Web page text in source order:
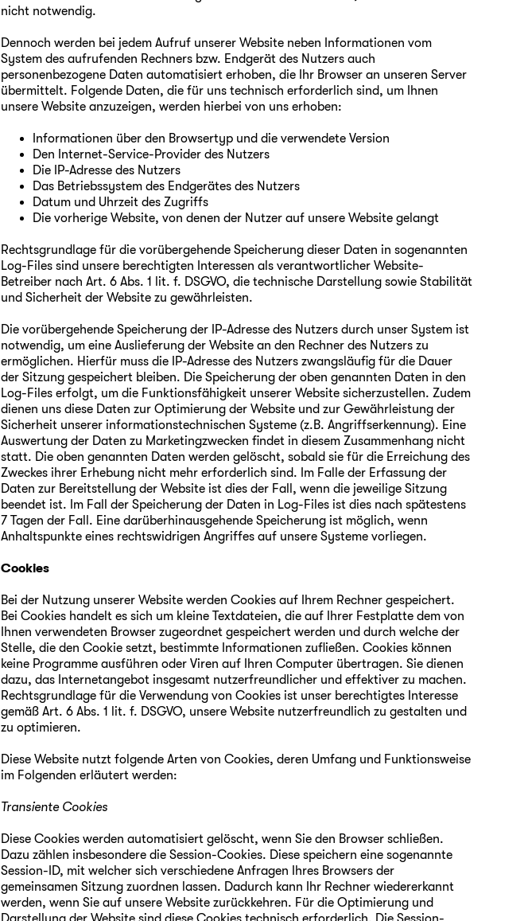
nicht notwendig.
Dennoch werden bei jedem Aufruf unserer Website neben Informationen vom
System des aufrufenden Rechners bzw. Endgerät des Nutzers auch
personenbezogene Daten automatisiert erhoben, die Ihr Browser an unseren Server
übermittelt. Folgende Daten, die für uns technisch erforderlich sind, um Ihnen
unsere Website anzuzeigen, werden hierbei von uns erhoben:
Informationen über den Browsertyp und die verwendete Version
Den Internet-Service-Provider des Nutzers
Die IP-Adresse des Nutzers
Das Betriebssystem des Endgerätes des Nutzers
Datum und Uhrzeit des Zugriffs
Die vorherige Website, von denen der Nutzer auf unsere Website gelangt
Rechtsgrundlage für die vorübergehende Speicherung dieser Daten in sogenannten
Log-Files sind unsere berechtigten Interessen als verantwortlicher Website-
Betreiber nach Art. 6 Abs. 1 lit. f. DSGVO, die technische Darstellung sowie Stabilität
und Sicherheit der Website zu gewährleisten.
Die vorübergehende Speicherung der IP-Adresse des Nutzers durch unser System ist
notwendig, um eine Auslieferung der Website an den Rechner des Nutzers zu
ermöglichen. Hierfür muss die IP-Adresse des Nutzers zwangsläufig für die Dauer
der Sitzung gespeichert bleiben. Die Speicherung der oben genannten Daten in den
Log-Files erfolgt, um die Funktionsfähigkeit unserer Website sicherzustellen. Zudem
dienen uns diese Daten zur Optimierung der Website und zur Gewährleistung der
Sicherheit unserer informationstechnischen Systeme (z.B. Angriffserkennung). Eine
Auswertung der Daten zu Marketingzwecken findet in diesem Zusammenhang nicht
statt. Die oben genannten Daten werden gelöscht, sobald sie für die Erreichung des
Zweckes ihrer Erhebung nicht mehr erforderlich sind. Im Falle der Erfassung der
Daten zur Bereitstellung der Website ist dies der Fall, wenn die jeweilige Sitzung
beendet ist. Im Fall der Speicherung der Daten in Log-Files ist dies nach spätestens
7 Tagen der Fall. Eine darüberhinausgehende Speicherung ist möglich, wenn
Anhaltspunkte eines rechtswidrigen Angriffes auf unsere Systeme vorliegen.
Cookies
Bei der Nutzung unserer Website werden Cookies auf Ihrem Rechner gespeichert.
Bei Cookies handelt es sich um kleine Textdateien, die auf Ihrer Festplatte dem von
Ihnen verwendeten Browser zugeordnet gespeichert werden und durch welche der
Stelle, die den Cookie setzt, bestimmte Informationen zufließen. Cookies können
keine Programme ausführen oder Viren auf Ihren Computer übertragen. Sie dienen
dazu, das Internetangebot insgesamt nutzerfreundlicher und effektiver zu machen.
Rechtsgrundlage für die Verwendung von Cookies ist unser berechtigtes Interesse
gemäß Art. 6 Abs. 1 lit. f. DSGVO, unsere Website nutzerfreundlich zu gestalten und
zu optimieren.
Diese Website nutzt folgende Arten von Cookies, deren Umfang und Funktionsweise
im Folgenden erläutert werden:
Transiente Cookies
Diese Cookies werden automatisiert gelöscht, wenn Sie den Browser schließen.
Dazu zählen insbesondere die Session-Cookies. Diese speichern eine sogenannte
Session-ID, mit welcher sich verschiedene Anfragen Ihres Browsers der
gemeinsamen Sitzung zuordnen lassen. Dadurch kann Ihr Rechner wiedererkannt
werden, wenn Sie auf unsere Website zurückkehren. Für die Optimierung und